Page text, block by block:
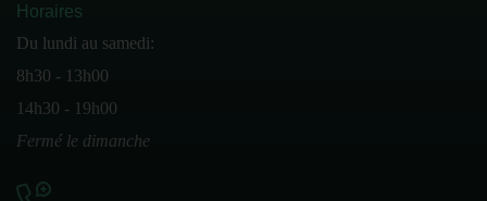
Horaires
Du lundi au samedi:
8h30 - 13h00
14h30 - 19h00
Fermé le dimanche